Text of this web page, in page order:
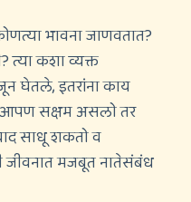
भावना जाणवतात?
त्या कशा व्यक्त
घेतले, इतरांना काय
सक्षम असलो तर
साधू शकतो व
जीवनात मजबूत नातेसंबंध